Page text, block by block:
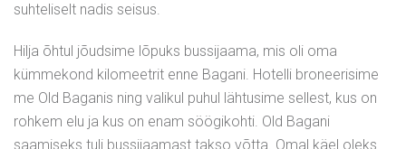
suhteliselt nadis seisus.
Hilja õhtul jõudsime lõpuks bussijaama, mis oli oma
kümmekond kilomeetrit enne Bagani. Hotelli broneerisime
me Old Baganis ning valikul puhul lähtusime sellest, kus on
rohkem elu ja kus on enam söögikohti. Old Bagani
saamiseks tuli bussijaamast takso võtta. Omal käel oleks